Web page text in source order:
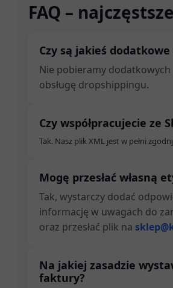
FAQ –
Czy są jakieś dodatkowe
Nie pobieramy dodatkowych
obsługę dropshippingu.
Czy współpracujecie ze
Tak. Nasz plik XML jest w pełni
Mogę przesłać własną
Tak, wystarczy dodać
informację w uwagach do
oraz przesłać plik na
Na jakiej zasadzie
faktury?